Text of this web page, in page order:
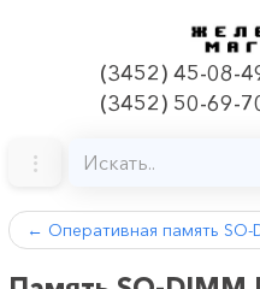
(3452) 45-08-
(3452) 50-69-
← Оперативная память SO-